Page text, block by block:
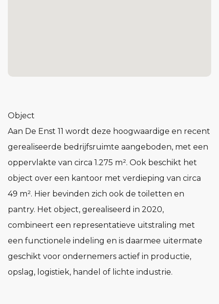
Object
Aan De Enst 11 wordt deze hoogwaardige en recent
gerealiseerde bedrijfsruimte aangeboden, met een
oppervlakte van circa 1.275 m². Ook beschikt het
object over een kantoor met verdieping van circa
49 m². Hier bevinden zich ook de toiletten en
pantry. Het object, gerealiseerd in 2020,
combineert een representatieve uitstraling met
een functionele indeling en is daarmee uitermate
geschikt voor ondernemers actief in productie,
opslag, logistiek, handel of lichte industrie.